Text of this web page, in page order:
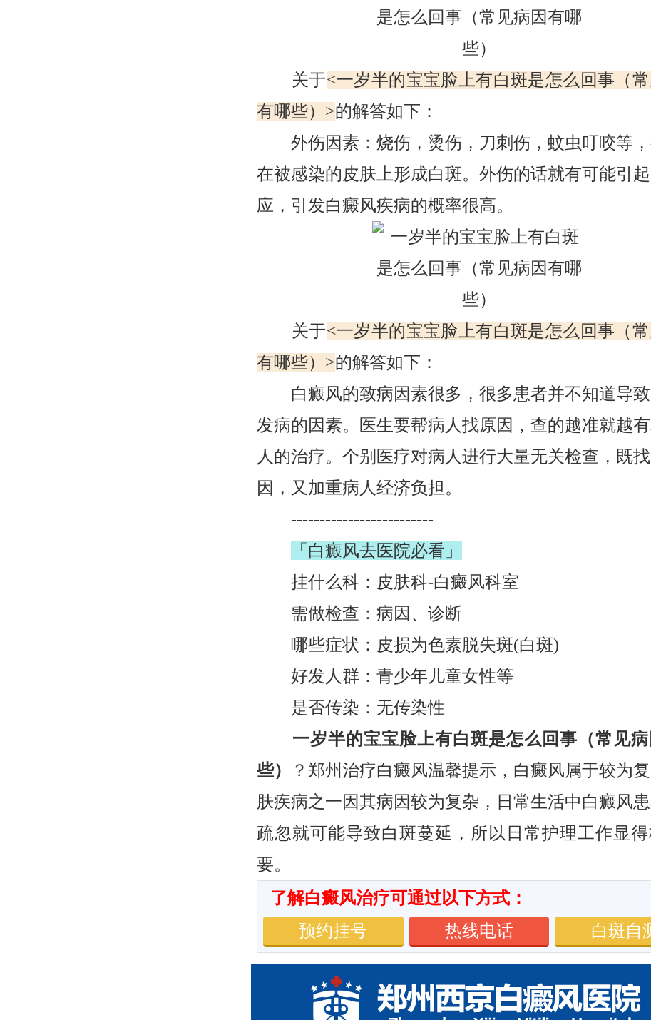
关于<一岁半的宝宝脸上有白斑是怎么回事（
有哪些）>的解答如下：
外伤因素：烧伤，烫伤，刀刺伤，蚊虫叮咬等
在被感染的皮肤上形成白斑。外伤的话就有可能引
应，引发白癜风疾病的概率很高。
关于<一岁半的宝宝脸上有白斑是怎么回事（
有哪些）>的解答如下：
白癜风的致病因素很多，很多患者并不知道导致
发病的因素。医生要帮病人找原因，查的越准就越
人的治疗。个别医疗对病人进行大量无关检查，既
因，又加重病人经济负担。
-------------------------
「白癜风去医院必看」
挂什么科：皮肤科-白癜风科室
需做检查：病因、诊断
哪些症状：皮损为色素脱失斑(白斑)
好发人群：青少年儿童女性等
是否传染：无传染性
一岁半的宝宝脸上有白斑是怎么回事（常见
些）
？郑州治疗白癜风温馨提示，白癜风属于较为
肤疾病之一因其病因较为复杂，日常生活中白癜风
疏忽就可能导致白斑蔓延，所以日常护理工作显
要。
了解白癜风治疗可通过以下方式：
预约挂号
热线电话 白斑自